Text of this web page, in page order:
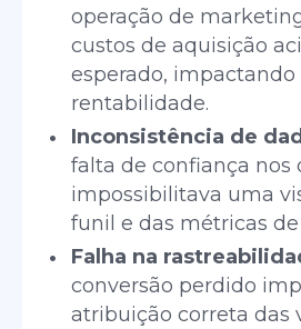
operação de
custos de aquisição
esperado, impactando
rentabilidade.
Inconsistência de
falta de confiança nos
impossibilitava uma
funil e das métricas
Falha na
conversão perdido
atribuição correta das